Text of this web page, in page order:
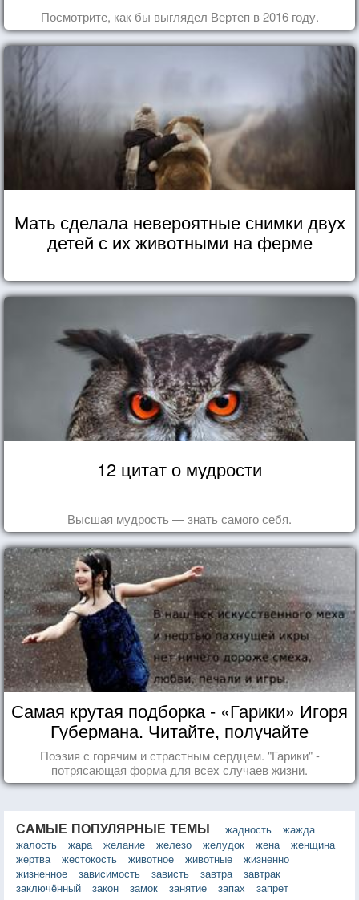
Посмотрите, как бы выглядел Вертеп в 2016 году.
Мать сделала невероятные снимки двух
детей с их животными на ферме
12 цитат о мудрости
Высшая мудрость — знать самого себя.
Самая крутая подборка - «Гарики» Игоря
Губермана. Читайте, получайте
удовольствие!
Поэзия с горячим и страстным сердцем. "Гарики" -
потрясающая форма для всех случаев жизни.
САМЫЕ ПОПУЛЯРНЫЕ ТЕМЫ жадность
жажда
жалость
жара желание железо желудок жена
женщина
жертва
жестокость животное животные
жизненно
жизненное
зависимость зависть завтра
завтрак
заключённый
закон замок занятие запах
запрет